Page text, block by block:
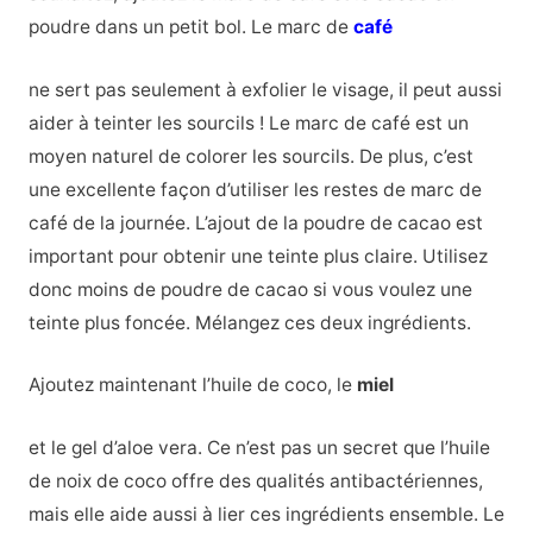
poudre dans un petit bol. Le marc de café
ne sert pas seulement à exfolier le visage, il peut aussi
aider à teinter les sourcils ! Le marc de café est un
moyen naturel de colorer les sourcils. De plus, c’est
une excellente façon d’utiliser les restes de marc de
café de la journée. L’ajout de la poudre de cacao est
important pour obtenir une teinte plus claire. Utilisez
donc moins de poudre de cacao si vous voulez une
teinte plus foncée. Mélangez ces deux ingrédients.
Ajoutez maintenant l’huile de coco, le miel
et le gel d’aloe vera. Ce n’est pas un secret que l’huile
de noix de coco offre des qualités antibactériennes,
mais elle aide aussi à lier ces ingrédients ensemble. Le